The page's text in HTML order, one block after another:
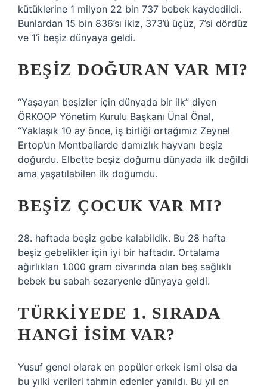
kütüklerine 1 milyon 22 bin 737 bebek kaydedildi.
Bunlardan 15 bin 836’sı ikiz, 373’ü üçüz, 7’si dördüz
ve 1’i beşiz dünyaya geldi.
BEŞIZ DOĞURAN VAR MI?
“Yaşayan beşizler için dünyada bir ilk” diyen
ÖRKOOP Yönetim Kurulu Başkanı Ünal Önal,
“Yaklaşık 10 ay önce, iş birliği ortağımız Zeynel
Ertop’un Montbaliarde damızlık hayvanı beşiz
doğurdu. Elbette beşiz doğumu dünyada ilk değildi
ama yaşatılabilen ilk doğumdu.
BEŞIZ ÇOCUK VAR MI?
28. haftada beşiz gebe kalabildik. Bu 28 hafta
beşiz gebelikler için iyi bir haftadır. Ortalama
ağırlıkları 1.000 gram civarında olan beş sağlıklı
bebek bu sabah sezaryenle dünyaya geldi.
TÜRKIYEDE 1. SIRADA
HANGI ISIM VAR?
Yusuf genel olarak en popüler erkek ismi olsa da
bu yılki verileri tahmin edenler yanıldı. Bu yıl en